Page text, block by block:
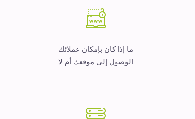
ما إذا كان بإمكان عملائك
الوصول إلى موقعك أم لا